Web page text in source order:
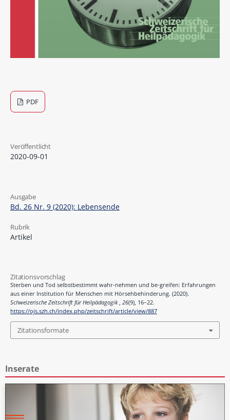
PDF
Veröffentlicht
2020-09-01
Ausgabe
Bd. 26 Nr. 9 (2020): Lebensende
Rubrik
Artikel
Zitationsvorschlag
Sterben und Tod selbstbestimmt wahr-nehmen und be-greifen: Erfahrungen
aus einer Institution für Menschen mit Hörsehbehinderung. (2020).
Schweizerische Zeitschrift für Heilpädagogik , 26(9), 16–22.
https://ojs.szh.ch/index.php/zeitschrift/article/view/887
Zitationsformate
Inserate